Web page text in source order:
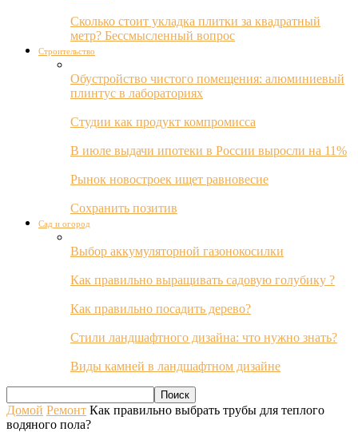
Сколько стоит укладка плитки за квадратный
метр? Бессмысленный вопрос
Строительство
Обустройство чистого помещения: алюминиевый
плинтус в лабораториях
Студии как продукт компромисса
В июле выдачи ипотеки в России выросли на 11%
Рынок новостроек ищет равновесие
Сохранить позитив
Сад и огород
Выбор аккумуляторной газонокосилки
Как правильно выращивать садовую голубику ?
Как правильно посадить дерево?
Стили ландшафтного дизайна: что нужно знать?
Виды камней в ландшафтном дизайне
Домой Ремонт Как правильно выбрать трубы для теплого
водяного пола?